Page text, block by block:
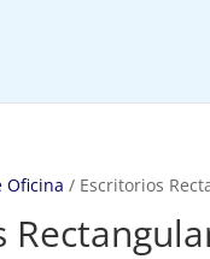
Oficina / Escritorios